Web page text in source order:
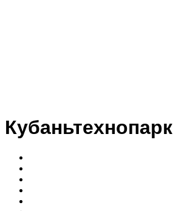
Кубаньтехнопарк